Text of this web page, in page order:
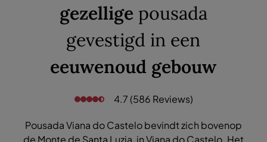
gezellige pousada
gevestigd in een
eeuwenoud gebouw
4.7 (586 Reviews)
Pousada Viana do Castelo bevindt zich bovenop
de Monte de Santa Luzia, in Viana do Castelo. Het